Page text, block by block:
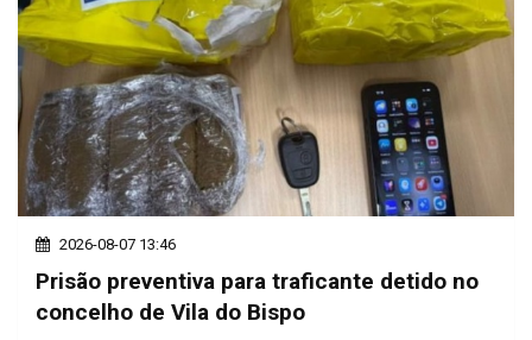
2026-08-07 13:46
Prisão preventiva para traficante detido no
concelho de Vila do Bispo